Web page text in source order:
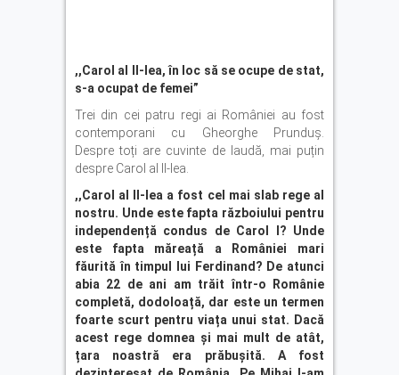
,,Carol al II-lea, în loc să se ocupe de stat,
s-a ocupat de femei”
Trei din cei patru regi ai României au fost
contemporani cu Gheorghe Prunduș.
Despre toți are cuvinte de laudă, mai puțin
despre Carol al II-lea.
,,Carol al II-lea a fost cel mai slab rege al
nostru. Unde este fapta războiului pentru
independență condus de Carol I? Unde
este fapta măreață a României mari
făurită în timpul lui Ferdinand? De atunci
abia 22 de ani am trăit într-o Românie
completă, dodoloață, dar este un termen
foarte scurt pentru viața unui stat. Dacă
acest rege domnea și mai mult de atât,
țara noastră era prăbușită. A fost